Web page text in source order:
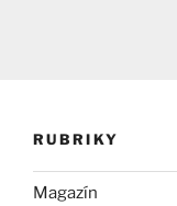
RUBRIKY
Magazín